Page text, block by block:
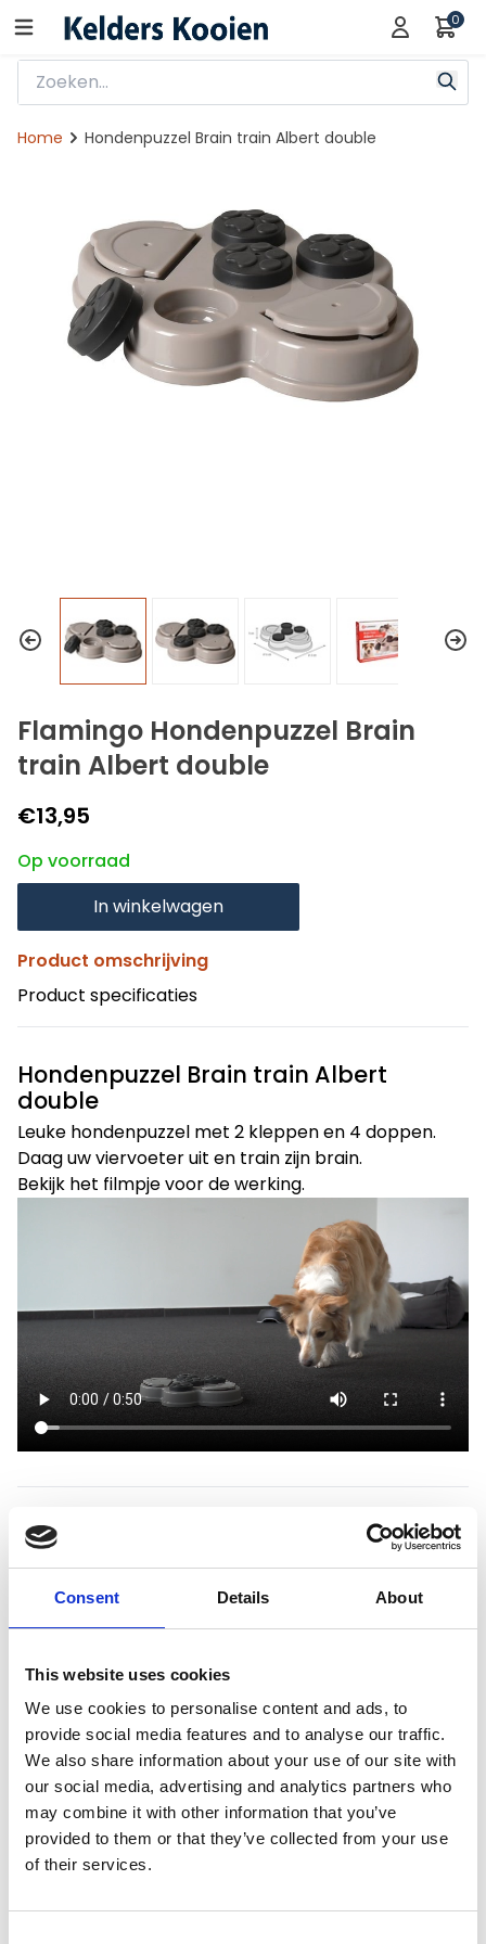
Consent Details About
This website uses cookies
We use cookies to personalise content and ads, to
provide social media features and to analyse our traffic.
We also share information about your use of our site with
our social media, advertising and analytics partners who
may combine it with other information that you’ve
provided to them or that they’ve collected from your use
of their services.
0
Home Hondenpuzzel Brain train Albert double
Flamingo Hondenpuzzel Brain
train Albert double
€13,95
Op voorraad
In winkelwagen
Product omschrijving
Product specificaties
Hondenpuzzel Brain train Albert
double
Leuke hondenpuzzel met 2 kleppen en 4 doppen.
Daag uw viervoeter uit en train zijn brain.
Bekijk het filmpje voor de werking.
Productspecificaties
Gewicht
2 kg
Voorraad
2
Artikelcode
519567
5400585118650